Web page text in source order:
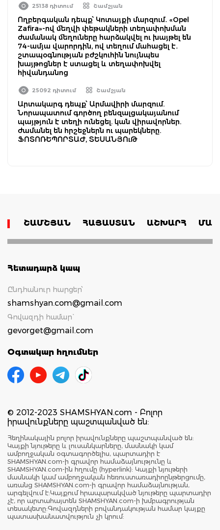
25138 դիտում Շամշյան
Ողբերգական դեպք՝ Կոտայքի մարզում․ «Opel
Zafira»-ով մեղվի փեթակների տեղափոխման
ժամանակ մեղուները հարձակվել ու խայթել են
74-ամյա վարորդին, ով տեղում մահացել է․
շտապօգնության բժշկուհին նույնպես
խայթոցներ է ստացել և տեղափոխվել
հիվանդանոց
25092 դիտում Շամշյան
Արտակարգ դեպք՝ Արմավիրի մարզում.
Նորապատում գործող բենզալցակայանում
պայթյուն է տեղի ունեցել. կան վիրավորներ.
ժամանել են հրշեջներն ու պարեկները.
ՖՈՏՈՌԵՊՈՐՏԱԺ, ՏԵՍԱՆՅՈւԹ
ՇԱՄՇՅԱՆ ՀԱՅԱՍՏԱՆ ԱՇԽԱՐՀ
Հետադարձ կապ
Ընդհանուր հարցեր՝
shamshyan.com@gmail.com
Գովազդի համար`
gevorget@gmail.com
Օգտակար հղումներ
© 2012-2023 SHAMSHYAN.com - Բոլոր
իրավունքները պաշտպանված են:
Հեղինակային բոլոր իրավունքները պաշտպանված են:
Կայքի նյութերը և լուսանկարները, մասնակի կամ
ամբողջական օգտագործելիս, պարտադիր է
SHAMSHYAN.com-ի գրավոր համաձայնությունը և
SHAMSHYAN.com-ին հղումը (hyperlink): Կայքի նյութերի
մասնակի կամ ամբողջական հեռուստառադիոընթերցումը,
առանց SHAMSHYAN.com-ի գրավոր համաձայնության,
արգելվում է:Կայքում հրապարակված նյութերը պարտադիր
չէ, որ արտահայտեն SHAMSHYAN.com-ի խմբագրության
տեսակետը:Գովազդների բովանդակության համար կայքը
պատասխանատվություն չի կրում: